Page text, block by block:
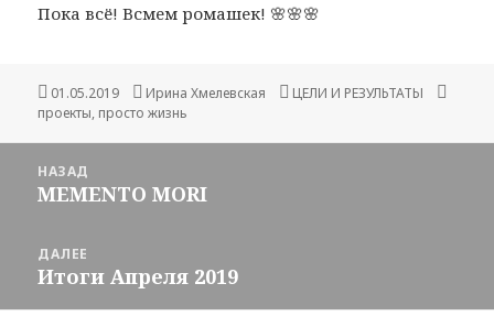
Пока всё! Всмем ромашек! 🌸🌸🌸
Опубликовано
01.05.2019 Автор
Ирина Хмелевская Рубрики
ЦЕЛИ И РЕЗУЛЬТАТЫ
проекты, просто жизнь
записям
НАЗАД
Предыдущая
MEMENTO MORI
ДАЛЕЕ
Следующая
Итоги Апреля 2019